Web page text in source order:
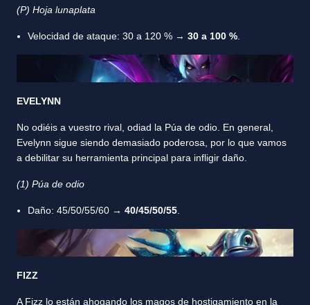
(P) Hoja lunaplata
Velocidad de ataque: 30 a 120 % → 30 a 100 %
EVELYNN
No odiéis a vuestro rival, odiad la Púa de odio. En general,
Evelynn sigue siendo demasiado poderosa, por lo que vamos
a debilitar su herramienta principal para infligir daño.
(1) Púa de odio
Daño: 45/50/55/60 → 40/45/50/55
FIZZ
A Fizz lo están ahogando los magos de hostigamiento en la